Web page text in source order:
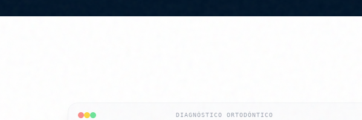
DIAGNÓSTICO ORTODÓNTICO